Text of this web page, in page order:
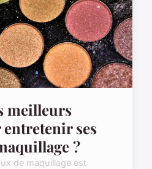
meilleurs
ses
?
de maquillage est